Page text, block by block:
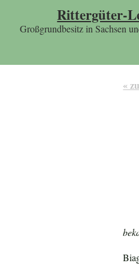
Rittergüter-
Großgrundbesitz in Sachsen
«